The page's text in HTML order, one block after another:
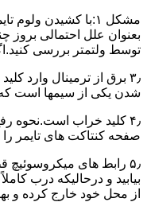
مشکل ۱:ﺑﺎ ﮐﺸﯿﺪن
ﺗﻮﺳﻂ ولتمتر بررسی
۳٫ ﺑﺮق از ﺗﺮﻣﯿﻨﺎل وارد
شدن ﯾﮑﯽ از سیمها است
۴٫ ﮐﻠﯿﺪ ﺧﺮاب اﺳﺖ.نحوه
ﺻﻔﺤﻪ ﮐﻨﺘﺎﮐﺖ ﻫﺎی ﺗﺎﯾﻤﺮ را
۵٫ رابط های
ﺑﯿﺎﺑﯿﺪ و درحالیکه درب
از ﻣﺤﻞ خود ﺧﺎرج کرده و